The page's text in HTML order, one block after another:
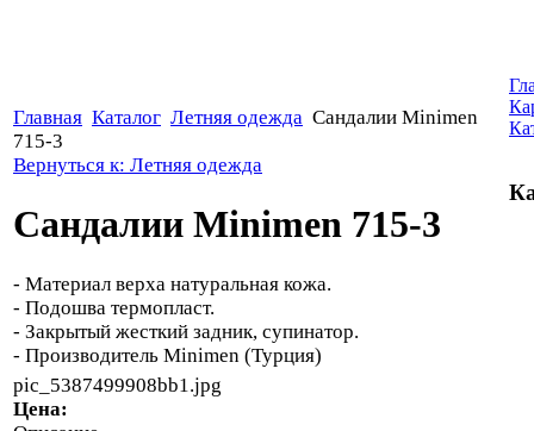
Главная Каталог Летняя одежда Сандалии Minimen
715-3
Вернуться к: Летняя одежда
Сандалии Minimen 715-3
- Материал верха натуральная кожа.
- Подошва термопласт.
- Закрытый жесткий задник, супинатор.
- Производитель Minimen (Турция)
pic_5387499908bb1.jpg
Цена: